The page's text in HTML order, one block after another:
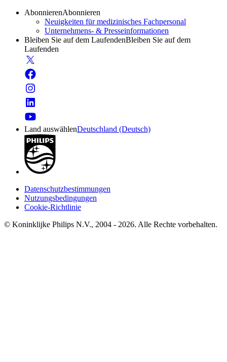
AbonnierenAbonnieren
Neuigkeiten für medizinisches Fachpersonal
Unternehmens- & Presseinformationen
Bleiben Sie auf dem LaufendenBleiben Sie auf dem
Laufenden
Land auswählenDeutschland (Deutsch)
Datenschutzbestimmungen
Nutzungsbedingungen
Cookie-Richtlinie
© Koninklijke Philips N.V., 2004 - 2026. Alle Rechte vorbehalten.